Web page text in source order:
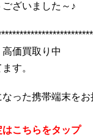
ざいました～♪
価買取り中
す。
った携帯端末を
こちらをタップ